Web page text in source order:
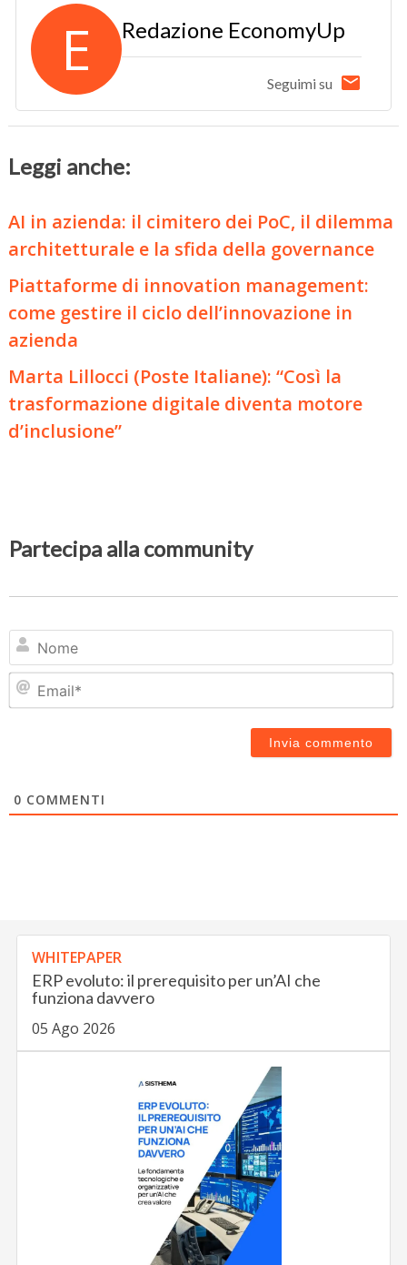
E Redazione EconomyUp
Seguimi su
Leggi anche:
AI in azienda: il cimitero dei PoC, il dilemma
architetturale e la sfida della governance
Piattaforme di innovation management:
come gestire il ciclo dell’innovazione in
azienda
Marta Lillocci (Poste Italiane): “Così la
trasformazione digitale diventa motore
d’inclusione”
Partecipa alla community
0 COMMENTI
WHITEPAPER
ERP evoluto: il prerequisito per un’AI che
funziona davvero
05 Ago 2026